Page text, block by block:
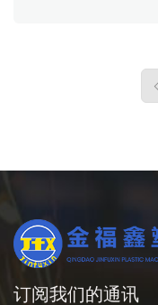
订阅我们的通讯